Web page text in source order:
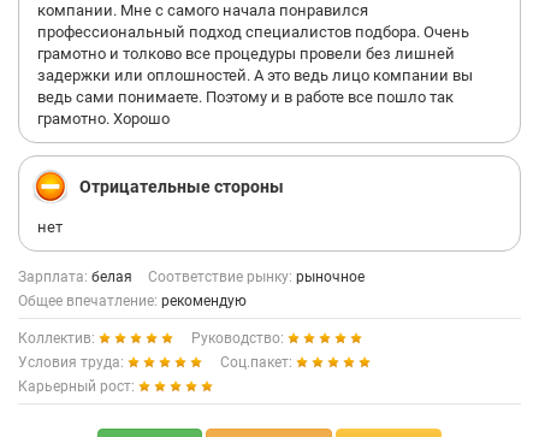
компании. Мне с самого начала понравился
профессиональный подход специалистов подбора. Очень
грамотно и толково все процедуры провели без лишней
задержки или оплошностей. А это ведь лицо компании вы
ведь сами понимаете. Поэтому и в работе все пошло так
грамотно. Хорошо
Отрицательные стороны
нет
Зарплата: белая Соответствие рынку: рыночное
Общее впечатление: рекомендую
Коллектив:
Руководство:
Условия труда:
Соц.пакет:
Карьерный рост: